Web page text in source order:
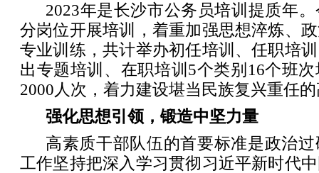
2023年是长沙市公务员培训提质年
分岗位开展培训，着重加强思想淬炼、
专业训练，共计举办初任培训、任职培
出专题培训、在职培训5个类别16个班
2000人次，着力建设堪当民族复兴重任
强化思想引领，锻造中坚力量
高素质干部队伍的首要标准是政治
工作坚持把深入学习贯彻习近平新时代